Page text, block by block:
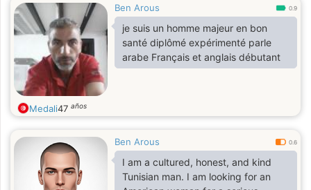
Ben Arous 0.9
je suis un homme majeur en bon
santé diplômé expérimenté parle
arabe Français et anglais débutant
Medali47 años
Ben Arous 0.6
I am a cultured, honest, and kind
Tunisian man. I am looking for an